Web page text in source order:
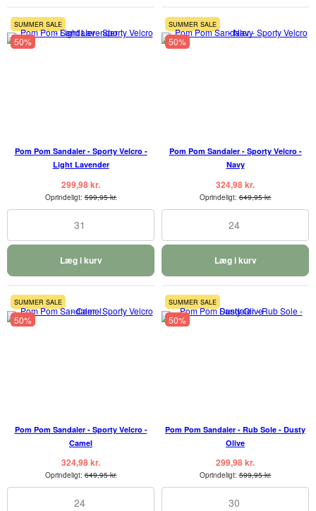
SUMMER SALE
50%
Pom Pom Sandaler - Sporty Velcro -
Light Lavender
299,98 kr.
Oprindeligt:599,95 kr.
31
Læg i kurv
SUMMER SALE
50%
Pom Pom Sandaler - Sporty Velcro -
Navy
324,98 kr.
Oprindeligt:649,95 kr.
24
Læg i kurv
SUMMER SALE
50%
Pom Pom Sandaler - Sporty Velcro -
Camel
324,98 kr.
Oprindeligt:649,95 kr.
24
SUMMER SALE
50%
Pom Pom Sandaler - Rub Sole - Dusty
Olive
299,98 kr.
Oprindeligt:599,95 kr.
30